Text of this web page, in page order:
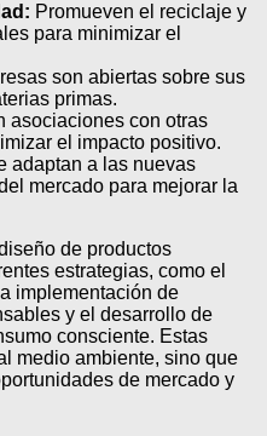
Promueven el reciclaje y
para minimizar el
son abiertas sobre sus
primas.
asociaciones con otras
el impacto positivo.
adaptan a las nuevas
mercado para mejorar la
de productos
estrategias, como el
implementación de
y el desarrollo de
consciente. Estas
medio ambiente, sino que
de mercado y